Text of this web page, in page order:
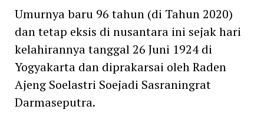
Umurnya baru 96 tahun (di Tahun 2020)
dan tetap eksis di nusantara ini sejak hari
kelahirannya tanggal 26 Juni 1924 di
Yogyakarta dan diprakarsai oleh Raden
Ajeng Soelastri Soejadi Sasraningrat
Darmaseputra.